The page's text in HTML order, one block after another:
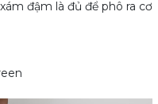
đậm là đủ để phô ra cơ